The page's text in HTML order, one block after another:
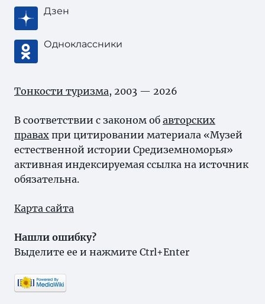
Дзен
Одноклассники
Тонкости туризма, 2003 — 2026
В соответствии с законом об авторских
правах при цитировании материала «Музей
естественной истории Средиземноморья»
активная индексируемая ссылка на источник
обязательна.
Карта сайта
Нашли ошибку?
Выделите ее и нажмите Ctrl+Enter